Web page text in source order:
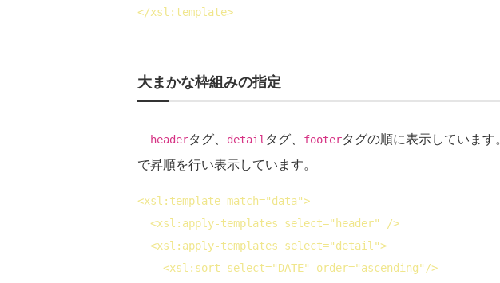
</xsl:template>
大まかな枠組みの指定
headerタグ、 detail タグ、 footerタグの順に表示しています。
で昇順を行い表示しています。
<xsl:template match="data">
<xsl:apply-templates select="header" />
<xsl:apply-templates select="detail">
<xsl:sort select="DATE" order="ascending"/>